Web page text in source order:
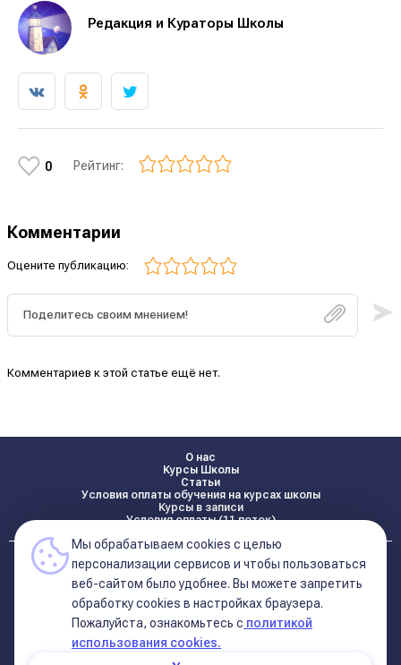
Редакция и Кураторы Школы
0 Рейтинг:
Комментарии
Оцените публикацию:
Комментариев к этой статье ещё нет.
О нас
Курсы Школы
Статьи
Условия оплаты обучения на курсах школы
Курсы в записи
Условия оплаты (11 поток)
Реквизиты
Контакты
Политика конфиденциальности
Договор оферта (соглашение)
+7 495 681 02 96
Мы обрабатываем cookies с целью
персонализации сервисов и чтобы пользоваться
веб-сайтом было удобнее. Вы можете запретить
обработку сookies в настройках браузера.
Пожалуйста, ознакомьтесь с политикой
использования cookies.